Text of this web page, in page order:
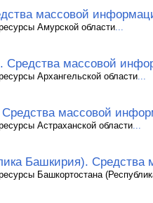
массовой
Амурской области
Средства массовой
Архангельской области
Средства массовой
Астраханской области
Башкирия).
Башкортостана